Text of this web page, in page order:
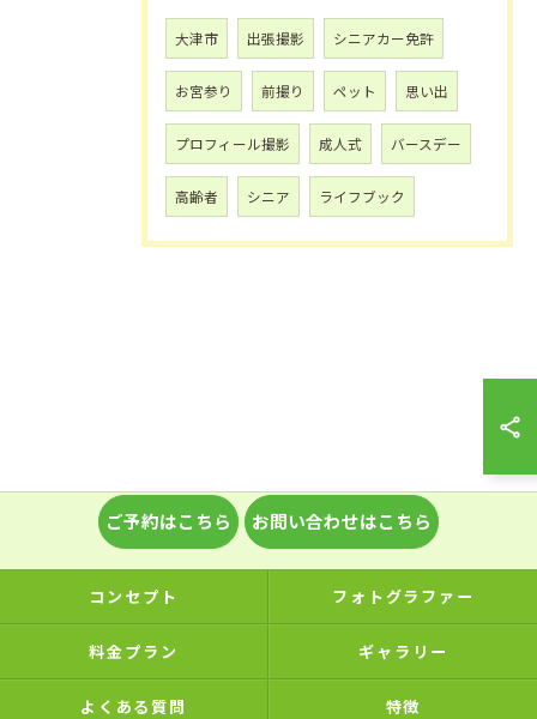
大津市 出張撮影 シニアカー免許
お宮参り 前撮り ペット 思い出
プロフィール撮影 成人式 バースデー
高齢者 シニア ライフブック
ご予約はこちら お問い合わせはこちら
コンセプト フォトグラファー
料金プラン ギャラリー
よくある質問 特徴